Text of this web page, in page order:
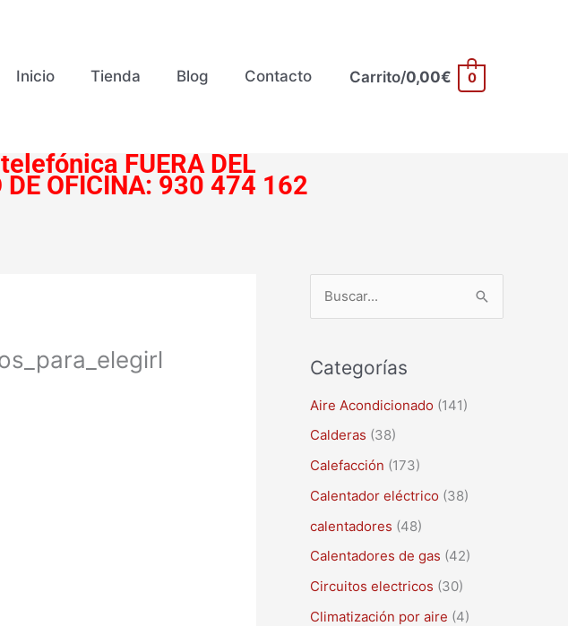
Inicio Tienda Blog Contacto Carrito/0,00€ 0
FUERA DEL
DE OFICINA: 930 474 162
c
a
r
p
o
Categorías
Aire Acondicionado (141)
Calderas (38)
Calefacción (173)
Calentador eléctrico (38)
calentadores (48)
Calentadores de gas (42)
Circuitos electricos (30)
Climatización por aire (4)